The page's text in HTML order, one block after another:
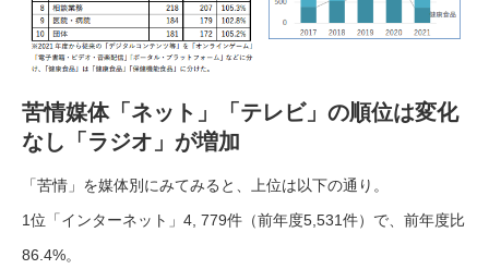
苦情媒体「ネット」「テレビ」の順位は変化
なし「ラジオ」が増加
「苦情」を媒体別にみてみると、上位は以下の通り。
1位「インターネット」4, 779件（前年度5,531件）で、前年度比
86.4%。